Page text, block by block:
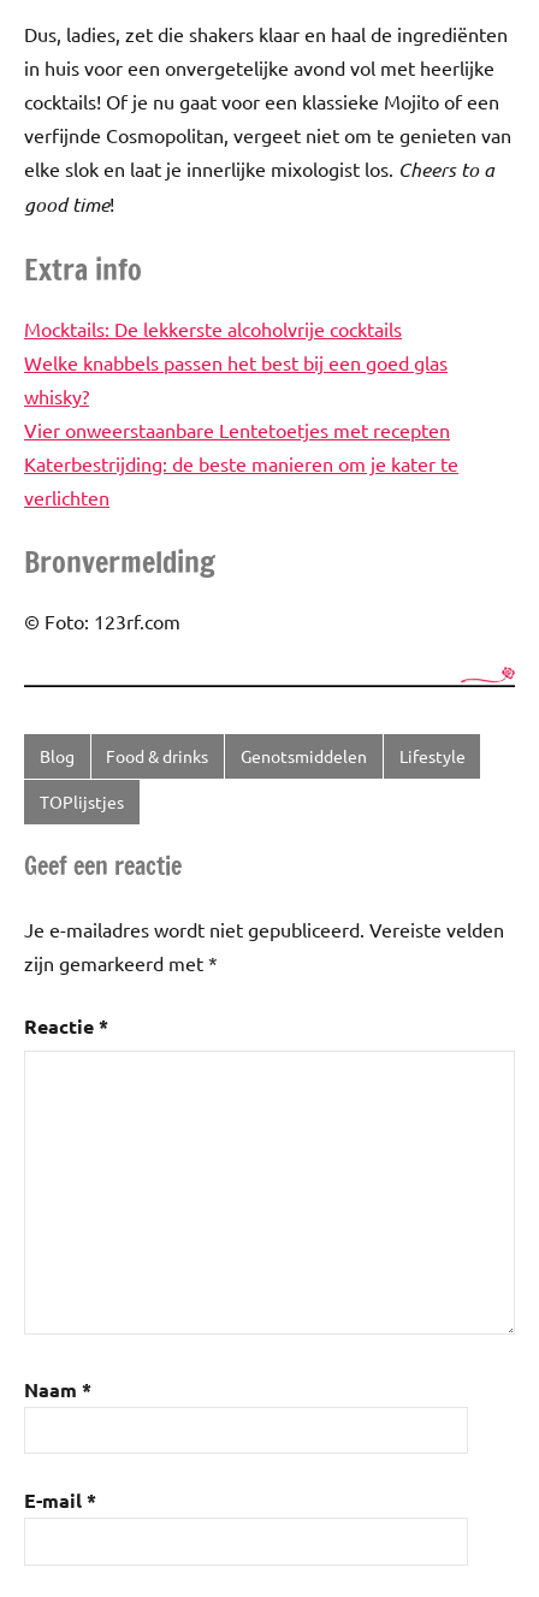
Dus, ladies, zet die shakers klaar en haal de ingrediënten
in huis voor een onvergetelijke avond vol met heerlijke
cocktails! Of je nu gaat voor een klassieke Mojito of een
verfijnde Cosmopolitan, vergeet niet om te genieten van
elke slok en laat je innerlijke mixologist los. Cheers to a
good time!
Extra info
Mocktails: De lekkerste alcoholvrije cocktails
Welke knabbels passen het best bij een goed glas
whisky?
Vier onweerstaanbare Lentetoetjes met recepten
Katerbestrijding: de beste manieren om je kater te
verlichten
Bronvermelding
© Foto: 123rf.com
Getagd
met
Cocktails,
Drankjes
Blog Food & drinks Genotsmiddelen Lifestyle
TOPlijstjes
Geef een reactie
Je e-mailadres wordt niet gepubliceerd. Vereiste velden
zijn gemarkeerd met *
Reactie*
Naam *
E-mail*